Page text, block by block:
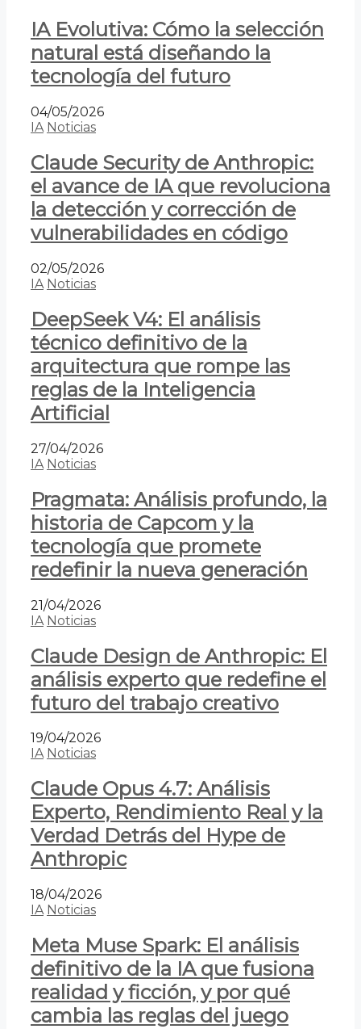
IA Evolutiva: Cómo la selección
natural está diseñando la
tecnología del futuro
04/05/2026
IA Noticias
Claude Security de Anthropic:
el avance de IA que revoluciona
la detección y corrección de
vulnerabilidades en código
02/05/2026
IA Noticias
DeepSeek V4: El análisis
técnico definitivo de la
arquitectura que rompe las
reglas de la Inteligencia
Artificial
27/04/2026
IA Noticias
Pragmata: Análisis profundo, la
historia de Capcom y la
tecnología que promete
redefinir la nueva generación
21/04/2026
IA Noticias
Claude Design de Anthropic: El
análisis experto que redefine el
futuro del trabajo creativo
19/04/2026
IA Noticias
Claude Opus 4.7: Análisis
Experto, Rendimiento Real y la
Verdad Detrás del Hype de
Anthropic
18/04/2026
IA Noticias
Meta Muse Spark: El análisis
definitivo de la IA que fusiona
realidad y ficción, y por qué
cambia las reglas del juego